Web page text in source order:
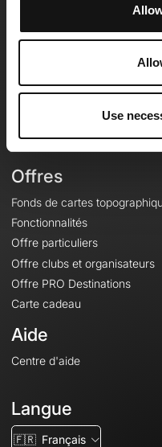
Use
OpenRunner
Carrières
Offres
Fonds de cartes
Fonctionnalités
Offre particuliers
Offre clubs et organisateurs
Offre PRO Destinations
Carte cadeau
Aide
Centre d'aide
Langue
🇫🇷 Français